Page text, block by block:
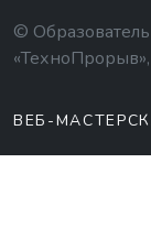
©
ВЕБ-